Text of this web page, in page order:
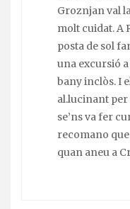
Groznjan val
molt cuidat. A
posta de sol
una excursió
bany inclòs. I
al.lucinant per
se’ns va fer
recomano
quan aneu a